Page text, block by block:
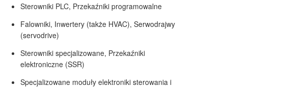
Sterowniki PLC, Przekaźniki programowalne
Falowniki, Inwertery (także HVAC), Serwodrajwy
(servodrive)
Sterowniki specjalizowane, Przekaźniki
elektroniczne (SSR)
Specjalizowane moduły elektroniki sterowania i